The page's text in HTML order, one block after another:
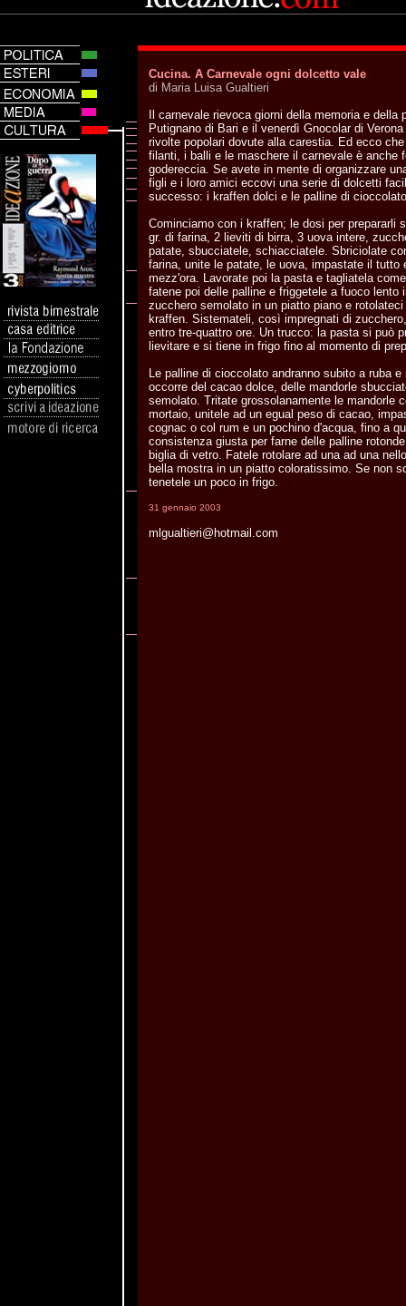
Cucina. A Carnevale ogni dolcetto vale
di Maria Luisa Gualtieri
Il carnevale rievoca giorni della memoria e della
Putignano di Bari e il venerdì Gnocolar di
rivolte popolari dovute alla carestia. Ed ecco
filanti, i balli e le maschere il carnevale è anche
godereccia. Se avete in mente di organizzare
figli e i loro amici eccovi una serie di dolcetti
successo: i kraffen dolci e le palline di
Cominciamo con i kraffen; le dosi per prepararli
gr. di farina, 2 lieviti di birra, 3 uova intere,
patate, sbucciatele, schiacciatele. Sbriciolate
farina, unite le patate, le uova, impastate il tutto
mezz'ora. Lavorate poi la pasta e tagliatela
fatene poi delle palline e friggetele a fuoco lento
zucchero semolato in un piatto piano e
kraffen. Sistemateli, così impregnati di
entro tre-quattro ore. Un trucco: la pasta si può
lievitare e si tiene in frigo fino al momento di
Le palline di cioccolato andranno subito a ruba
occorre del cacao dolce, delle mandorle
semolato. Tritate grossolanamente le mandorle
mortaio, unitele ad un egual peso di cacao,
cognac o col rum e un pochino d'acqua, fino a
consistenza giusta per farne delle palline
biglia di vetro. Fatele rotolare ad una ad una
bella mostra in un piatto coloratissimo. Se non
tenetele un poco in frigo.
31 gennaio 2003
mlgualtieri@hotmail.com